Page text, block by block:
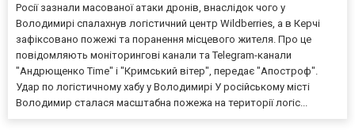
Росії зазнали масованої атаки дронів, внаслідок чого у
Володимирі спалахнув логістичний центр Wildberries, а в Керчі
зафіксовано пожежі та поранення місцевого жителя. Про це
повідомляють моніторингові канали та Telegram-канали
"Андрющенко Time" і "Кримський вітер", передає "Апостроф".
Удар по логістичному хабу у Володимирі У російському місті
Володимир сталася масштабна пожежа на території логіс...